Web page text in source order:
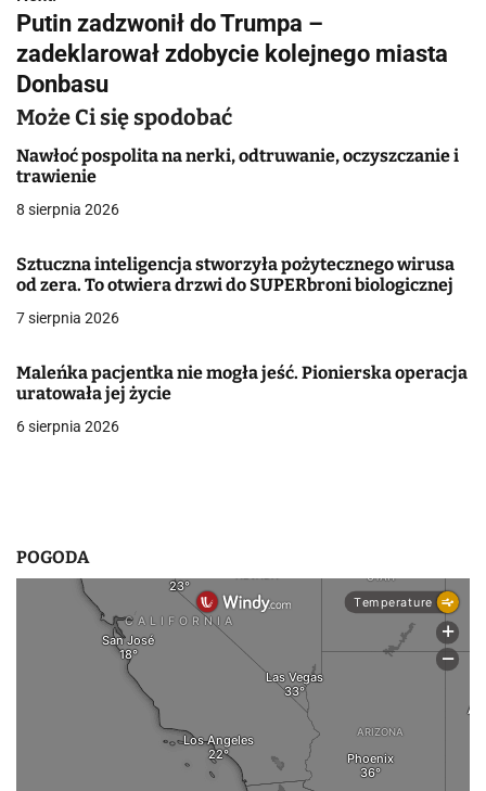
i
g
a
c
j
w
p
i
s
Putin zadzwonił do Trumpa –
zadeklarował zdobycie kolejnego miasta
Donbasu
Może Ci się spodobać
Nawłoć pospolita na nerki, odtruwanie, oczyszczanie i
trawienie
8 sierpnia 2026
Sztuczna inteligencja stworzyła pożytecznego wirusa
od zera. To otwiera drzwi do SUPERbroni biologicznej
7 sierpnia 2026
Maleńka pacjentka nie mogła jeść. Pionierska operacja
uratowała jej życie
6 sierpnia 2026
POGODA